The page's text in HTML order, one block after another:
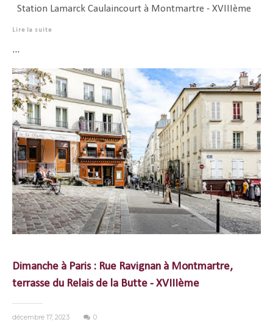
Station Lamarck Caulaincourt à Montmartre - XVIIIème
Lire la suite
...
Dimanche à Paris : Rue Ravignan à Montmartre,
terrasse du Relais de la Butte - XVIIIème
décembre 17, 2023 0